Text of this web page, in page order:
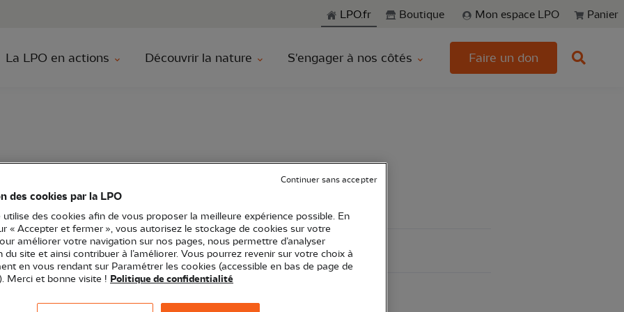
Aller à la rechercheLPO.fr Boutique Mon espace LPO Panier
La LPO en actions Découvrir la nature S'engager à nos côtés Faire un don
Charentes Sortie nature 17 - Charente-Maritime
des cookies par la LPO
utilise des cookies afin de vous proposer la meilleure expérience possible. En
« Accepter et fermer », vous autorisez le stockage de cookies sur votre
améliorer votre navigation sur nos pages, nous permettre d’analyser
du site et ainsi contribuer à l’améliorer. Vous pourrez revenir sur votre choix à
en vous rendant sur Paramétrer les cookies (accessible en bas de page de
Merci et bonne visite ! Politique de confidentialité
Continuer sans accepter